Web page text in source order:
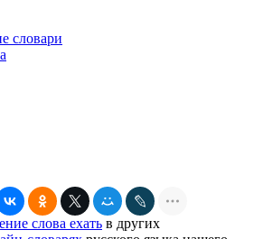
словари
слова ехать в других